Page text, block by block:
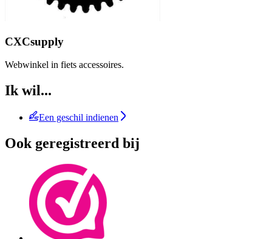
CXCsupply
Webwinkel in fiets accessoires.
Ik wil...
Een geschil indienen
Ook geregistreerd bij